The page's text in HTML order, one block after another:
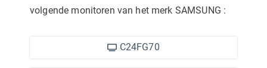
volgende monitoren van het merk SAMSUNG :
C24FG70